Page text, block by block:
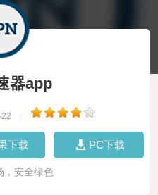
器app
下载 PC下载
，安全绿色